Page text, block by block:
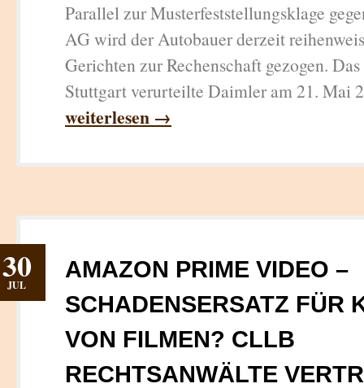
Parallel zur Musterfeststellungsklage
AG wird der Autobauer derzeit
Gerichten zur Rechenschaft gezogen.
Stuttgart verurteilte Daimler am 21. Mai
weiterlesen →
AMAZON PRIME VIDEO –
SCHADENSERSATZ FÜR
VON FILMEN? CLLB
RECHTSANWÄLTE
30
JUL